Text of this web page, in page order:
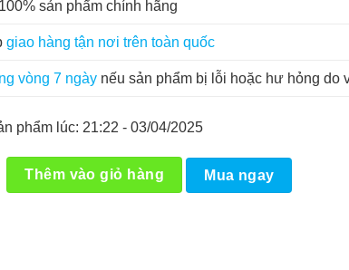
sản phẩm chính hãng
giao hàng tận nơi trên toàn quốc
vòng 7 ngày nếu sản phẩm bị lỗi hoặc hư hỏng do
phẩm lúc: 21:22 - 03/04/2025
AQUASTRIKE VCF số lượng
Thêm vào giỏ hàng Mua ngay